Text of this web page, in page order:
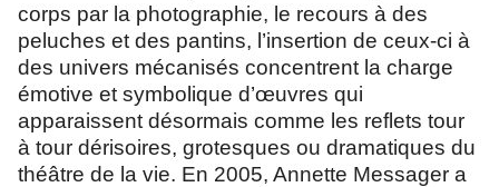
corps par la photographie, le recours à des
peluches et des pantins, l’insertion de ceux-ci à
des univers mécanisés concentrent la charge
émotive et symbolique d’œuvres qui
apparaissent désormais comme les reflets tour
à tour dérisoires, grotesques ou dramatiques du
théâtre de la vie. En 2005, Annette Messager a